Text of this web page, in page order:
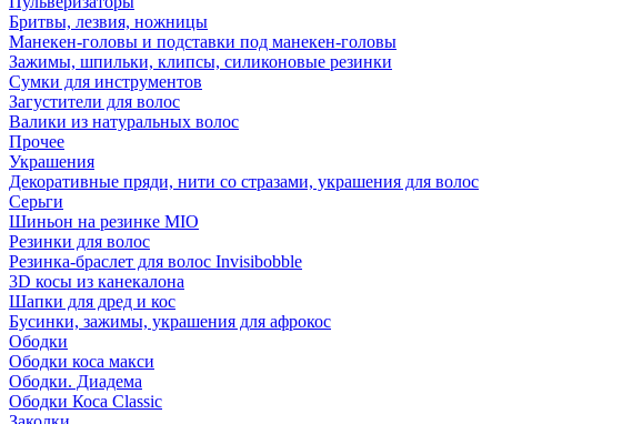
Бритвы, лезвия, ножницы
Манекен-головы и подставки под манекен-головы
Зажимы, шпильки, клипсы, силиконовые резинки
Сумки для инструментов
Загустители для волос
Валики из натуральных волос
Прочее
Украшения
Декоративные пряди, нити со стразами, украшения для волос
Серьги
Шиньон на резинке MIO
Резинки для волос
Резинка-браслет для волос Invisibobble
3D косы из канекалона
Шапки для дред и кос
Бусинки, зажимы, украшения для афрокос
Ободки
Ободки коса макси
Ободки. Диадема
Ободки Коса Classic